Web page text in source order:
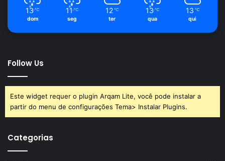
13 ℃
dom
11 ℃
seg
12 ℃
ter
13 ℃
qua
13 ℃
qui
Follow Us
Este widget requer o plugin Arqam Lite, você pode instalar a
partir do menu de configurações Tema> Instalar Plugins.
Categorias